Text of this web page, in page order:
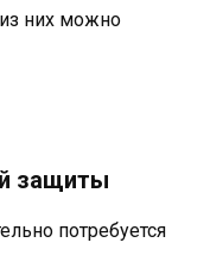
них можно
защиты
потребуется